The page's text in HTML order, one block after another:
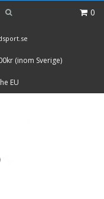
0
(inom Sverige)
EU